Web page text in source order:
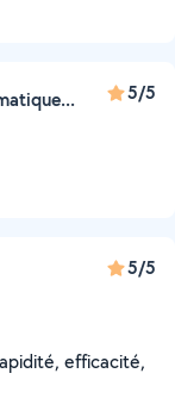
5/5
5/5
efficacité,